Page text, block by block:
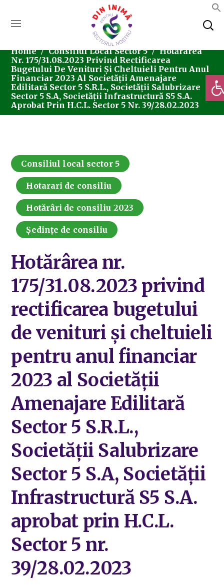
Home Consiliul Local Sector 5
Hotărârea
Nr. 175/31.08.2023 Privind Rectificarea
Bugetului De Venituri Și Cheltuieli Pentru Anul
Financiar 2023 Al Societății Amenajare
Edilitară Sector 5 S.R.L., Societății Salubrizare
Sector 5 S.A, Societății Infrastructură S5 S.A.
Aprobat Prin H.C.L. Sector 5 Nr. 39/28.02.2023
Consiliul local sector 5
Hotarari de consiliu
Hotărâri de consiliu 2023
Ședințe de consiliu
Hotărârea nr.
175/31.08.2023 privind
rectificarea bugetului
de venituri și cheltuieli
pentru anul financiar
2023 al Societății
Amenajare Edilitară
Sector 5 S.R.L.,
Societății Salubrizare
Sector 5 S.A, Societății
Infrastructură S5 S.A.
aprobat prin H.C.L.
Sector 5 nr.
39/28.02.2023